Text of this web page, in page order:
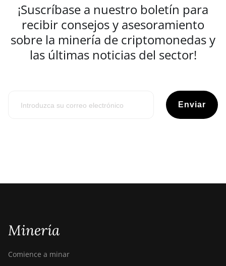
¡Suscríbase a nuestro boletín para
recibir consejos y asesoramiento
sobre la minería de criptomonedas y
las últimas noticias del sector!
Enviar
Minería
Comience a minar